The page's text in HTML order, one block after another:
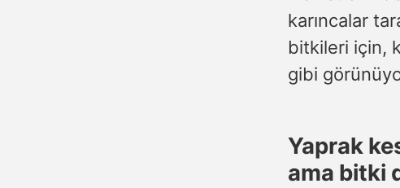
karıncalar
bitkileri için,
gibi
Yaprak
ama bitki